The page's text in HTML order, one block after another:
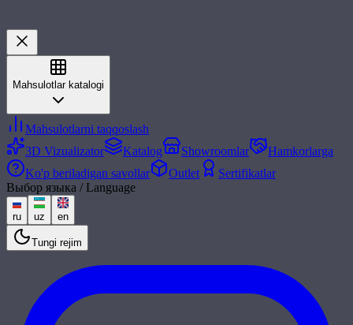
Mahsulotlar katalogi
Mahsulotlarni taqqoslash
3D Vizualizator
Katalog Showroomlar
Hamkorlarga
Ko'p beriladigan savollar
Outlet
Sertifikatlar
Выбор языка / Language
ru uz en
Tungi rejim